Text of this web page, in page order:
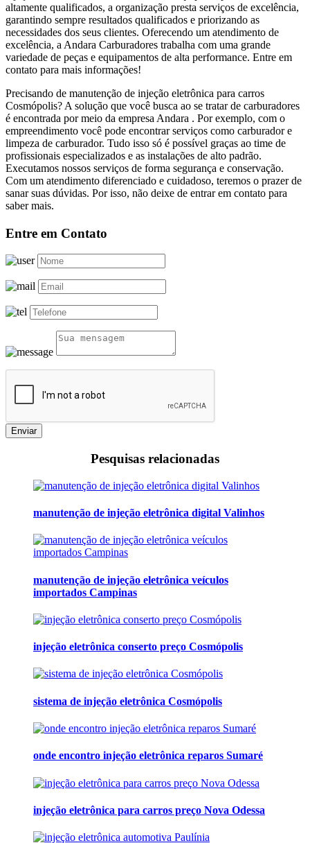
altamente qualificados, a organização presta serviços de excelência,
garantindo sempre resultados qualificados e priorizando as
necessidades dos seus clientes. Oferecendo um atendimento de
excelência, a Andara Carburadores trabalha com uma grande
variedade de peças e equipamentos de alta performance. Entre em
contato para mais informações!
Precisando de manutenção de injeção eletrônica para carros
Cosmópolis? A solução que você busca ao se tratar de carburadores
é encontrada por meio da empresa Andara . Por exemplo, com o
empreendimento você pode encontrar serviços como carburador e
limpeza de carburador. Tudo isso só é possível graças ao time de
profissionais especializados e as instalações de alto padrão.
Executamos nossos serviços de forma segurança e conservação.
Com um atendimento diferenciado e cuidadoso, teremos o prazer de
sanar suas dúvidas. Por isso, não deixe de entrar em contato para
saber mais.
Entre em Contato
Enviar
Pesquisas relacionadas
manutenção de injeção eletrônica digital Valinhos
manutenção de injeção eletrônica veículos
importados Campinas
injeção eletrônica conserto preço Cosmópolis
sistema de injeção eletrônica Cosmópolis
onde encontro injeção eletrônica reparos Sumaré
injeção eletrônica para carros preço Nova Odessa